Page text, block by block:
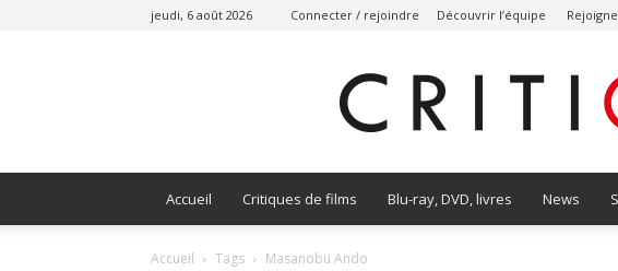
jeudi, 6 août 2026 Connecter / rejoindre Découvrir l’équipe
Accueil Critiques de films Blu-ray, DVD, livres News
Accueil Tags Masanobu Ando